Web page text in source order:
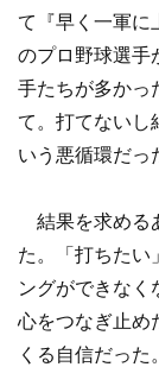
て『早く一軍に
のプロ野球選手
手たちが多か
て。打てないし
いう悪循環だっ
結果を求める
た。「打ちたい
ングができなく
心をつなぎ止め
くる自信だった。